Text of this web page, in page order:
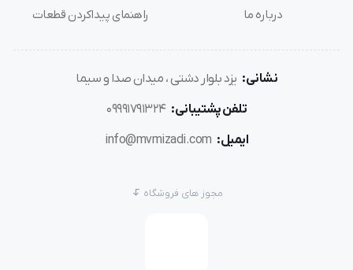
درباره ما
راهنمای پیداکردن قطعات
نشانی: یزد بلوار دشتی ، میدان صدا و سیما
تلفن پشتیبانی: 09991791324
ایمیل: info@mvmizadi.com
مجوز های فروشگاه